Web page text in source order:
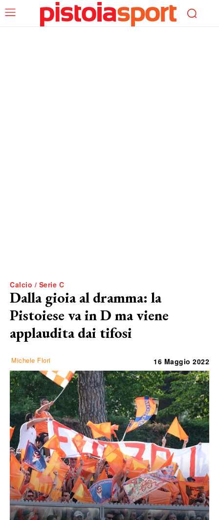
Calcio / Serie C
Dalla gioia al dramma: la
Pistoiese va in D ma viene
applaudita dai tifosi
Michele Flori 16 Maggio 2022